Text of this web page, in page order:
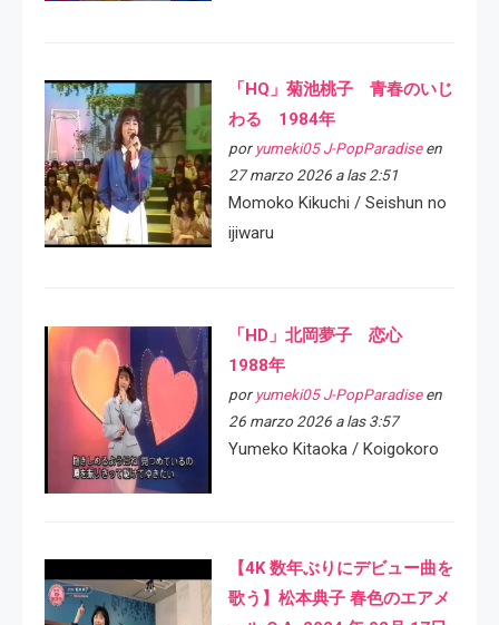
「HQ」菊池桃子 青春のいじ
わる 1984年
por yumeki05 J-PopParadiseen
27 marzo 2026 a las 2:51
Momoko Kikuchi / Seishun no
ijiwaru
「HD」北岡夢子 恋心
1988年
por yumeki05 J-PopParadiseen
26 marzo 2026 a las 3:57
Yumeko Kitaoka / Koigokoro
【4K 数年ぶりにデビュー曲を
歌う】松本典子 春色のエアメ